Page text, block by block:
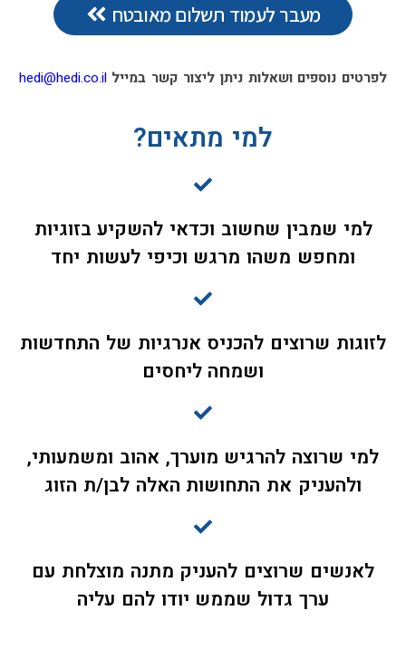
מעבר לעמוד תשלום מאובטח
לפרטים נוספים ושאלות ניתן ליצור קשר במיילhedi@hedi.co.il
למי מתאים?
למי שמבין שחשוב וכדאי להשקיע בזוגיות
ומחפש משהו מרגש וכיפי לעשות יחד
לזוגות שרוצים להכניס אנרגיות של התחדשות
ושמחה ליחסים
למי שרוצה להרגיש מוערך, אהוב ומשמעותי,
ולהעניק את התחושות האלה לבן/ת הזוג
לאנשים שרוצים להעניק מתנה מוצלחת עם
ערך גדול שממש יודו להם עליה